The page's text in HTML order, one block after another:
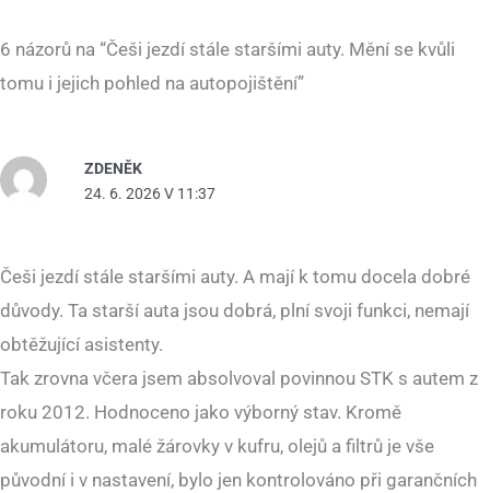
6 názorů na “Češi jezdí stále staršími auty. Mění se kvůli
tomu i jejich pohled na autopojištění”
ZDENĚK
24. 6. 2026 V 11:37
Češi jezdí stále staršími auty. A mají k tomu docela dobré
důvody. Ta starší auta jsou dobrá, plní svoji funkci, nemají
obtěžující asistenty.
Tak zrovna včera jsem absolvoval povinnou STK s autem z
roku 2012. Hodnoceno jako výborný stav. Kromě
akumulátoru, malé žárovky v kufru, olejů a filtrů je vše
původní i v nastavení, bylo jen kontrolováno při garančních